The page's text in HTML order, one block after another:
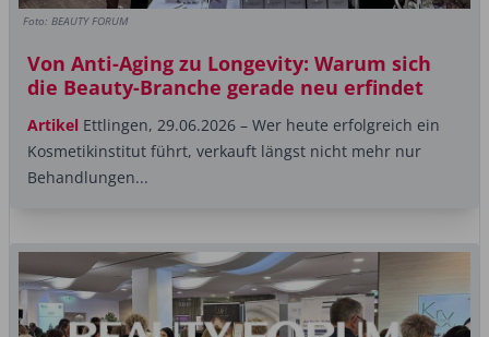
Foto: BEAUTY FORUM
Von Anti-Aging zu Longevity: Warum sich
die Beauty-Branche gerade neu erfindet
Artikel Ettlingen, 29.06.2026 – Wer heute erfolgreich ein
Kosmetikinstitut führt, verkauft längst nicht mehr nur
Behandlungen...